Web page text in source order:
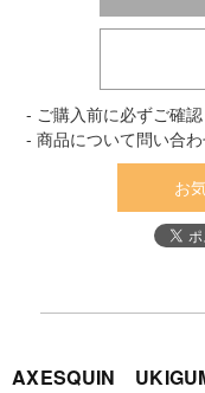
- ご購入前に必ずご確
- 商品について問い合
お
AXESQUIN